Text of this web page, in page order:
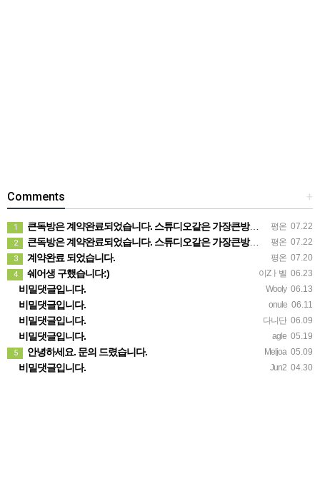
+
Comments
평온 07.22
1 큰독방은 계약완료되었습니다. 스튜디오같은 가장큰방을 2인동시 또는 혼자서 큰독방으로도 즉시입주 가능합니다.
평온 07.22
2 큰독방은 계약완료되었습니다. 스튜디오같은 가장큰방을 2인동시 또는 혼자서 큰독방으로도 즉시입주 가능합니다.
평온 07.20
3 계약완료 되었습니다.
이Zㅏ벨 06.23
4 쉐어생 구했습니다:)
Wooly 06.13
비밀댓글입니다.
onule 06.11
비밀댓글입니다.
다니단 06.09
비밀댓글입니다.
agle 05.19
비밀댓글입니다.
Meljoa 05.09
5 안녕하세요. 문의 드렸습니다.
Jun2 04.30
비밀댓글입니다.